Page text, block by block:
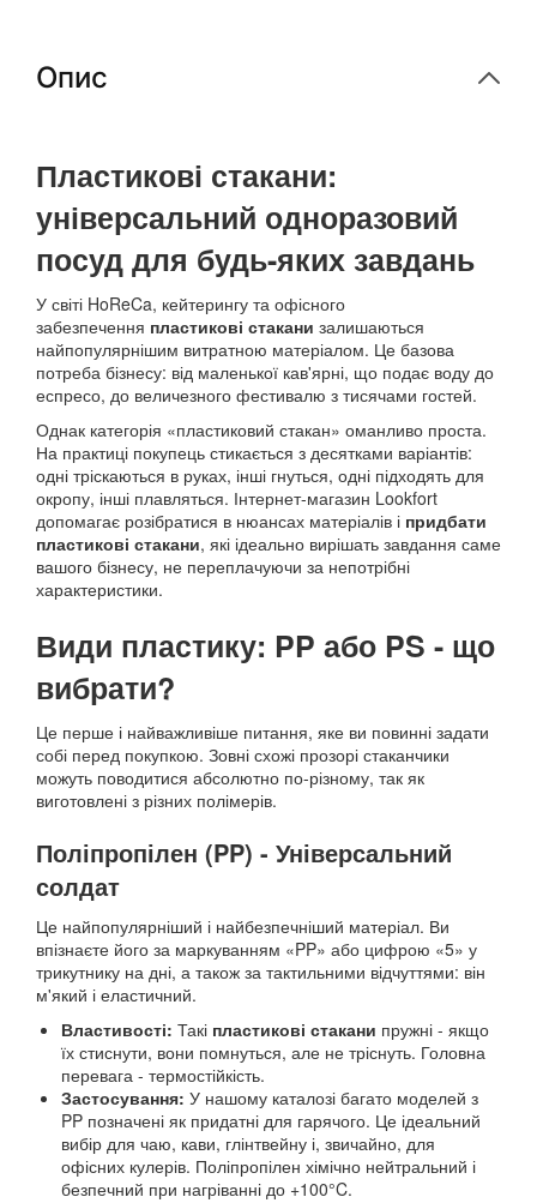
Пластикові стакани об'ємом 520 мл
Опис
Пластикові стакани:
універсальний одноразовий
посуд для будь-яких завдань
У світі HoReCa, кейтерингу та офісного
забезпечення пластикові стакани залишаються
найпопулярнішим витратною матеріалом. Це базова
потреба бізнесу: від маленької кав'ярні, що подає воду до
еспресо, до величезного фестивалю з тисячами гостей.
Однак категорія «пластиковий стакан» оманливо проста.
На практиці покупець стикається з десятками варіантів:
одні тріскаються в руках, інші гнуться, одні підходять для
окропу, інші плавляться. Інтернет-магазин Lookfort
допомагає розібратися в нюансах матеріалів і придбати
пластикові стакани, які ідеально вирішать завдання саме
вашого бізнесу, не переплачуючи за непотрібні
характеристики.
Види пластику: PP або PS - що
вибрати?
Це перше і найважливіше питання, яке ви повинні задати
собі перед покупкою. Зовні схожі прозорі стаканчики
можуть поводитися абсолютно по-різному, так як
виготовлені з різних полімерів.
Поліпропілен (PP) - Універсальний
солдат
Це найпопулярніший і найбезпечніший матеріал. Ви
впізнаєте його за маркуванням «PP» або цифрою «5» у
трикутнику на дні, а також за тактильними відчуттями: він
м'який і еластичний.
Властивості: Такі пластикові стакани пружні - якщо
їх стиснути, вони помнуться, але не тріснуть. Головна
перевага - термостійкість.
Застосування: У нашому каталозі багато моделей з
PP позначені як придатні для гарячого. Це ідеальний
вибір для чаю, кави, глінтвейну і, звичайно, для
офісних кулерів. Поліпропілен хімічно нейтральний і
безпечний при нагріванні до +100°C.